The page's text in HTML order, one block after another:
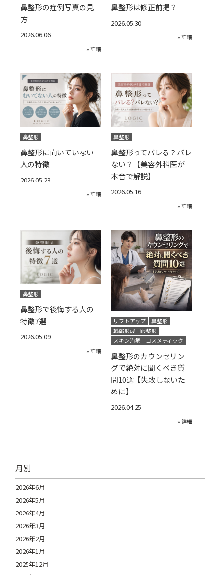
鼻整形の症例写真の見
方
2026.06.06
» 詳細
鼻整形は修正前提？
2026.05.30
» 詳細
鼻整形
鼻整形に向いていない
人の特徴
2026.05.23
» 詳細
鼻整形
鼻整形ってバレる？バレ
ない？【美容外科医が
本音で解説】
2026.05.16
» 詳細
鼻整形
鼻整形で後悔する人の
特徴7選
2026.05.09
» 詳細
リフトアップ
鼻整形
輪郭形成
眼整形
スキン治療
コスメティック
鼻整形のカウンセリン
グで絶対に聞くべき質
問10選【失敗しないた
めに】
2026.04.25
» 詳細
月別
2026年6月
2026年5月
2026年4月
2026年3月
2026年2月
2026年1月
2025年12月